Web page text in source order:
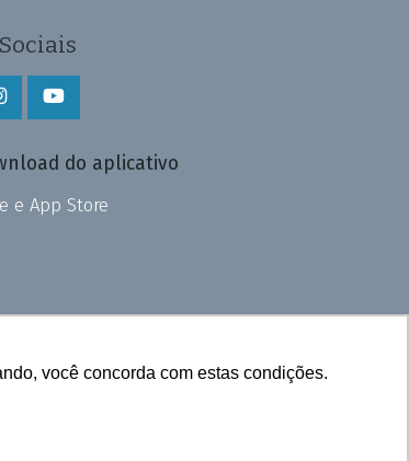
você concorda com estas condições.
do aplicativo
e App Store